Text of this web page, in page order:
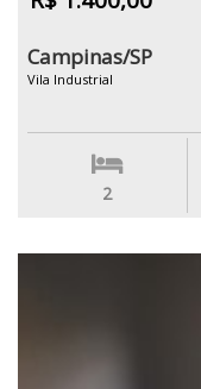
Campinas/SP
Vila Industrial
2